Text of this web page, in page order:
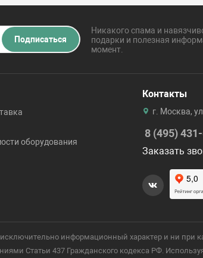
Подписаться
Никакого спама и
подарки и полезная
момент.
оборудования
Контакты
г. Москва,
8 (495)
Заказать
информационный характер и ни при
Статьи 437 Гражданского кодекса РФ.